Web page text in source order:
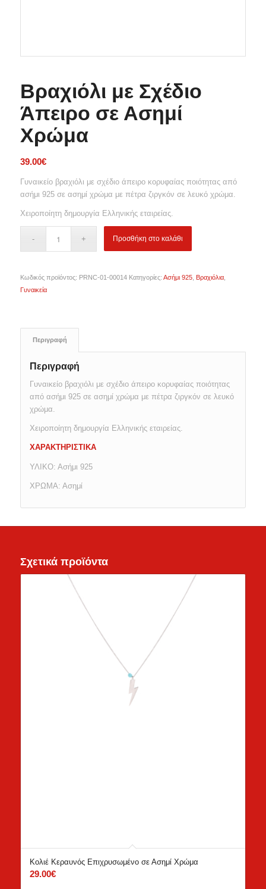
Βραχιόλι με Σχέδιο
Άπειρο σε Ασημί
Χρώμα
39.00€
Γυναικείο βραχιόλι με σχέδιο άπειρο κορυφαίας ποιότητας από
ασήμι 925 σε ασημί χρώμα με πέτρα ζιργκόν σε λευκό χρώμα.
Χειροποίητη δημουργία Ελληνικής εταιρείας.
Προσθήκη στο καλάθι
Κωδικός προϊόντος: PRNC-01-00014 Κατηγορίες: Ασήμι 925, Βραχιόλια,
Γυναικεία
Περιγραφή
Περιγραφή
Γυναικείο βραχιόλι με σχέδιο άπειρο κορυφαίας ποιότητας
από ασήμι 925 σε ασημί χρώμα με πέτρα ζιργκόν σε λευκό
χρώμα.
Χειροποίητη δημουργία Ελληνικής εταιρείας.
ΧΑΡΑΚΤΗΡΙΣΤΙΚΑ
ΥΛΙΚΟ: Ασήμι 925
ΧΡΩΜΑ: Ασημί
Σχετικά προϊόντα
Κολιέ Κεραυνός Επιχρυσωμένο σε Ασημί Χρώμα
29.00€